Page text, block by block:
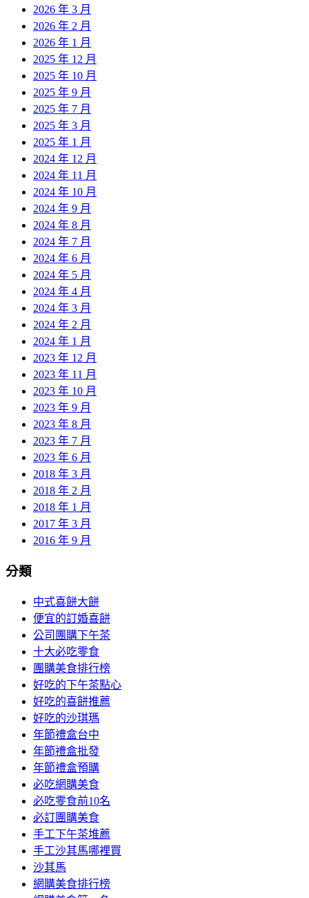
2026 年 3 月
2026 年 2 月
2026 年 1 月
2025 年 12 月
2025 年 10 月
2025 年 9 月
2025 年 7 月
2025 年 3 月
2025 年 1 月
2024 年 12 月
2024 年 11 月
2024 年 10 月
2024 年 9 月
2024 年 8 月
2024 年 7 月
2024 年 6 月
2024 年 5 月
2024 年 4 月
2024 年 3 月
2024 年 2 月
2024 年 1 月
2023 年 12 月
2023 年 11 月
2023 年 10 月
2023 年 9 月
2023 年 8 月
2023 年 7 月
2023 年 6 月
2018 年 3 月
2018 年 2 月
2018 年 1 月
2017 年 3 月
2016 年 9 月
分類
中式喜餅大餅
便宜的訂婚喜餅
公司團購下午茶
十大必吃零食
團購美食排行榜
好吃的下午茶點心
好吃的喜餅推薦
好吃的沙琪瑪
年節禮盒台中
年節禮盒批發
年節禮盒預購
必吃網購美食
必吃零食前10名
必訂團購美食
手工下午茶堆薦
手工沙其馬哪裡買
沙其馬
網購美食排行榜